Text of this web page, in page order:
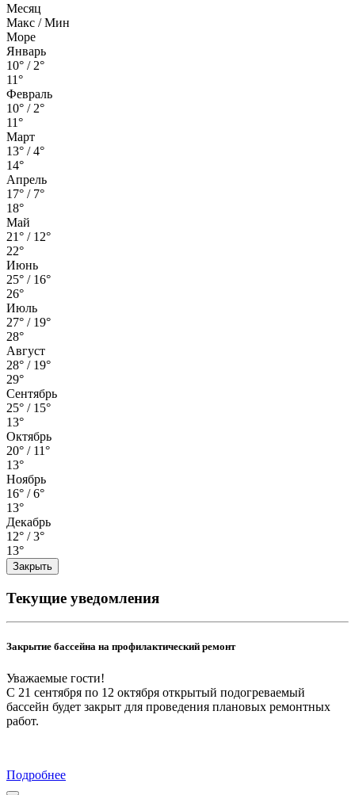
Месяц
Макс / Мин
Море
Январь
10° / 2°
11°
Февраль
10° / 2°
11°
Март
13° / 4°
14°
Апрель
17° / 7°
18°
Май
21° / 12°
22°
Июнь
25° / 16°
26°
Июль
27° / 19°
28°
Август
28° / 19°
29°
Сентябрь
25° / 15°
13°
Октябрь
20° / 11°
13°
Ноябрь
16° / 6°
13°
Декабрь
12° / 3°
13°
Закрыть
Текущие уведомления
Закрытие бассейна на профилактический ремонт
Уважаемые гости!
С 21 сентября по 12 октября открытый подогреваемый
бассейн будет закрыт для проведения плановых ремонтных
работ.
Подробнее